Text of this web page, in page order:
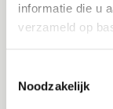
informatie die u
verzameld op
Noodzakelijk